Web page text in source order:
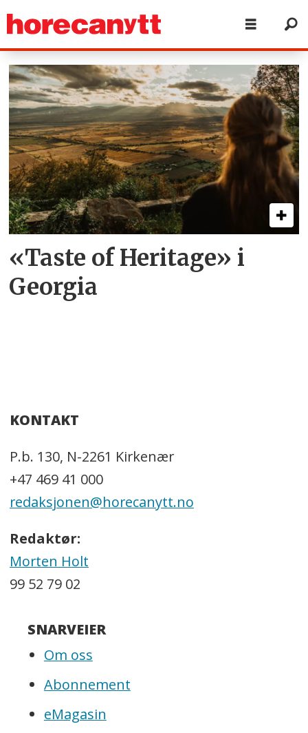
Tag:
taste
of
heritage
«Taste of Heritage» i
Georgia
KONTAKT
P.b. 130, N-2261 Kirkenær
+47 469 41 000
redaksjonen@horecanytt.no
Redaktør:
Morten Holt
99 52 79 02
SNARVEIER
Om oss
Abonnement
eMagasin